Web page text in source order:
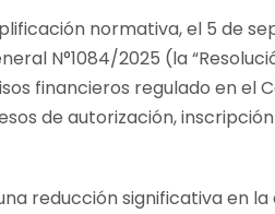
normativa, el 5 de
N°1084/2025 (la
financieros regulado en el
de autorización,
reducción significativa en la